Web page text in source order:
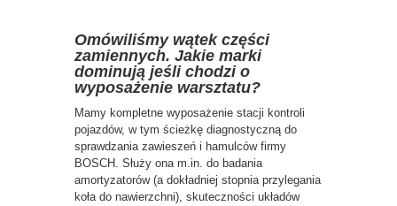
Omówiliśmy wątek części
zamiennych. Jakie marki
dominują jeśli chodzi o
wyposażenie warsztatu?
Mamy kompletne wyposażenie stacji kontroli
pojazdów, w tym ścieżkę diagnostyczną do
sprawdzania zawieszeń i hamulców firmy
BOSCH. Służy ona m.in. do badania
amortyzatorów (a dokładniej stopnia przylegania
koła do nawierzchni), skuteczności układów